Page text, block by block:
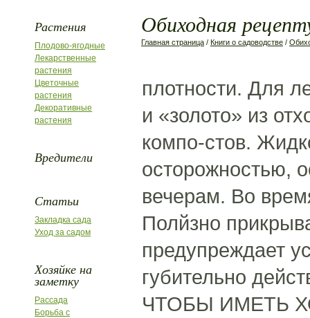
Растения
Плодово-ягодные
Лекарственные
растения
Цветочные
растения
Декоративные
растения
Вредители
Статьи
Закладка сада
Уход за садом
Хозяйке на
заметку
Рассада
Борьба с
Обиходная
Главная страница / Книги о садоводстве /
плотности. Для
и «золото» из
компо-стов.
осторожностью,
вечерам. Во
Полйзно
предупреждает
губительно
ЧТОБЫ ИМЕТЬ